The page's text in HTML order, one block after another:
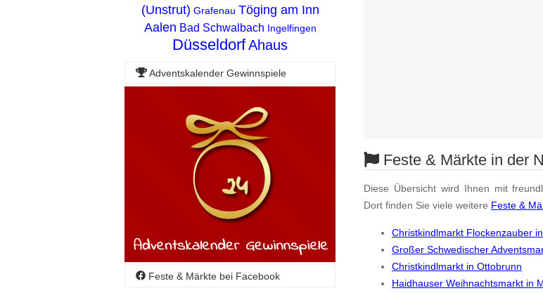
Feste & Märkte in der
Diese Übersicht wird Ihnen mit
Dort finden Sie viele weitere Feste &
Christkindlmarkt Flockenzauber
Großer Schwedischer
Christkindlmarkt in Ottobrunn
Haidhauser Weihnachtsmarkt in
(Unstrut) Grafenau Töging am Inn
Aalen Bad Schwalbach Ingelfingen
DüsseldorfAhaus
Adventskalender Gewinnspiele
Feste & Märkte bei Facebook